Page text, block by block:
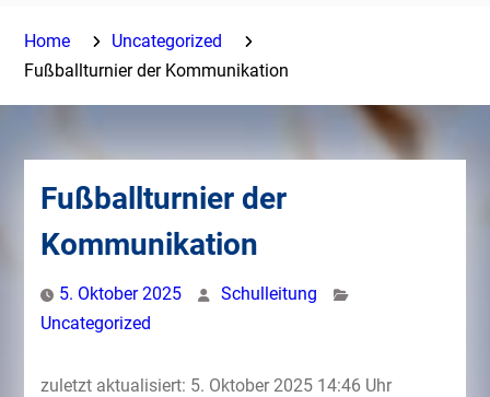
Home
Uncategorized
Fußballturnier der Kommunikation
Fußballturnier der
Kommunikation
5. Oktober 2025
Schulleitung
Uncategorized
zuletzt aktualisiert: 5. Oktober 2025 14:46 Uhr